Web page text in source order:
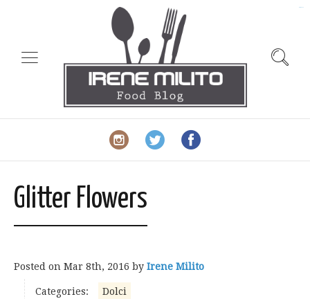
Glitter Flowers
Posted on Mar 8th, 2016 by Irene Milito
Categories: Dolci